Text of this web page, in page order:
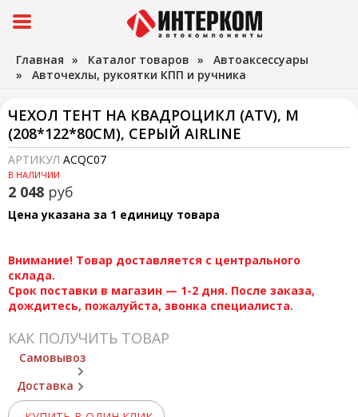
Главная » Каталог товаров » Автоаксессуары
» Авточехлы, рукоятки КПП и ручника
ЧЕХОЛ ТЕНТ НА КВАДРОЦИКЛ (ATV), М
(208*122*80СМ), СЕРЫЙ AIRLINE
АРТИКУЛ ACQC07
В НАЛИЧИИ
2 048 руб
Цена указана за 1 единицу товара
Внимание! Товар доставляется с центрального
склада.
Срок поставки в магазин — 1-2 дня. После заказа,
дождитесь, пожалуйста, звонка специалиста.
КАК ПОЛУЧИТЬ ТОВАР
Самовывоз
Доставка